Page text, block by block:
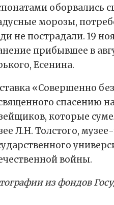
оборвались
морозы,
не пострадали. 19
прибывшее в
Есенина.
«Совершенно
спасению
которые
Л.Н. Толстого,
войны.
из фондов